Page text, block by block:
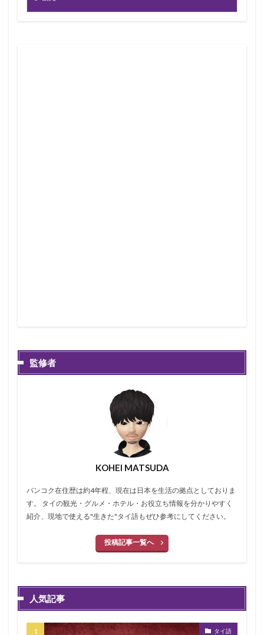
監修者
KOHEI MATSUDA
バンコク在住歴は約4年程、現在は日本を生活の拠点としておりま
す。 タイの観光・グルメ・ホテル・お役立ち情報を分かりやすく
紹介、現地で使える"生きた"タイ語もぜひ参考にしてください。
投稿記事一覧へ
人気記事
タイ語